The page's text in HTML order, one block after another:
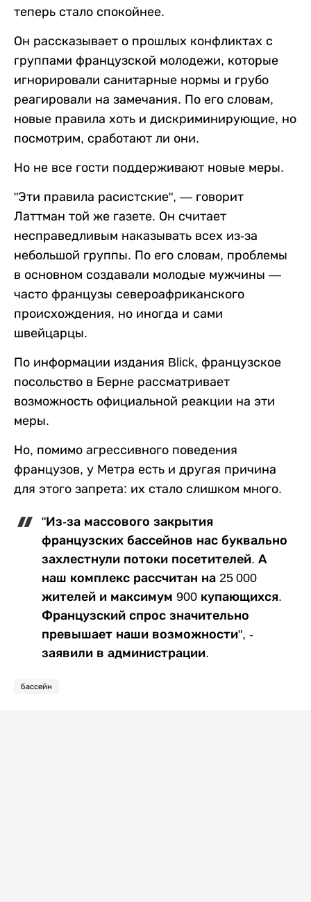
теперь стало спокойнее.
Он рассказывает о прошлых конфликтах с
группами французской молодежи, которые
игнорировали санитарные нормы и грубо
реагировали на замечания. По его словам,
новые правила хоть и дискриминирующие, но
посмотрим, сработают ли они.
Но не все гости поддерживают новые меры.
"Эти правила расистские", — говорит
Латтман той же газете. Он считает
несправедливым наказывать всех из-за
небольшой группы. По его словам, проблемы
в основном создавали молодые мужчины —
часто французы североафриканского
происхождения, но иногда и сами
швейцарцы.
По информации издания Blick, французское
посольство в Берне рассматривает
возможность официальной реакции на эти
меры.
Но, помимо агрессивного поведения
французов, у Метра есть и другая причина
для этого запрета: их стало слишком много.
"Из-за массового закрытия
французских бассейнов нас буквально
захлестнули потоки посетителей. А
наш комплекс рассчитан на 25 000
жителей и максимум 900 купающихся.
Французский спрос значительно
превышает наши возможности", -
заявили в администрации.
бассейн